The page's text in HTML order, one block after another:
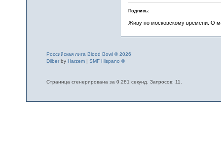
Подпись:
Живу по московскому времени. О
Российская лига Blood Bowl © 2026
Dilberby Harzem| SMF Hispano ©
Страница сгенерирована за 0.281 секунд. Запросов: 11.